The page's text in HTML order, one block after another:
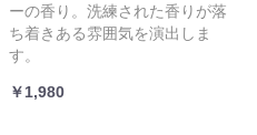
ーの香り。洗練された香りが落
ち着きある雰囲気を演出しま
す。
￥1,980